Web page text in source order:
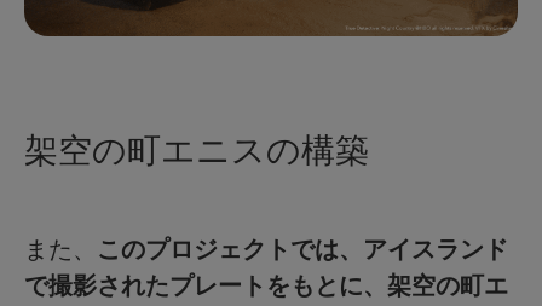
架空の町エニスの構築
また、 このプロジェクトでは、アイスランド
で撮影されたプレートをもとに、架空の町エ